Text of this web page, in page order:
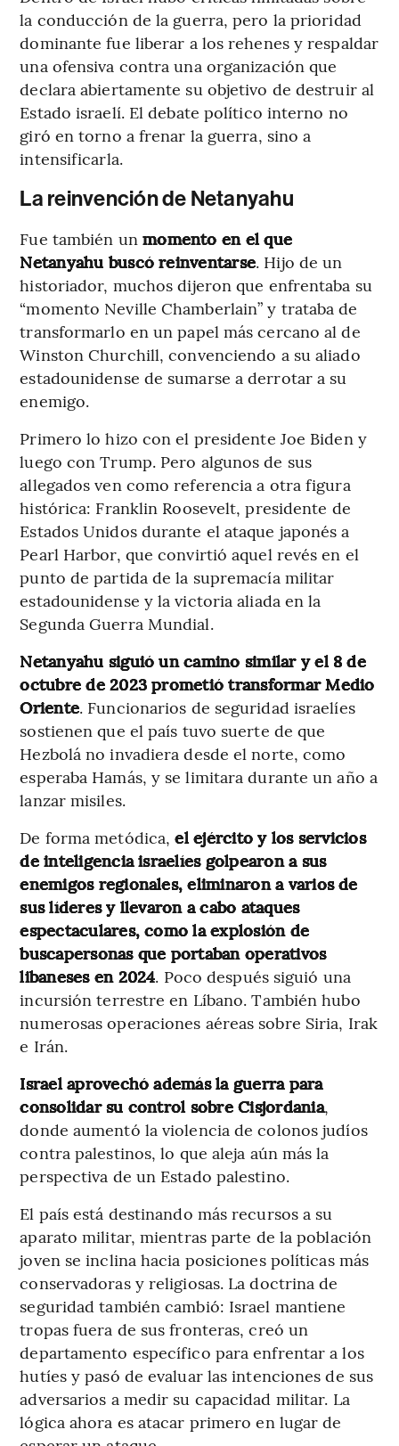
la conducción de la guerra, pero la prioridad
dominante fue liberar a los rehenes y respaldar
una ofensiva contra una organización que
declara abiertamente su objetivo de destruir al
Estado israelí. El debate político interno no
giró en torno a frenar la guerra, sino a
intensificarla.
La reinvención de Netanyahu
Fue también unmomento en el que
Netanyahu buscó reinventarse. Hijo de un
historiador, muchos dijeron que enfrentaba su
“momento Neville Chamberlain” y trataba de
transformarlo en un papel más cercano al de
Winston Churchill, convenciendo a su aliado
estadounidense de sumarse a derrotar a su
enemigo.
Primero lo hizo con el presidente Joe Biden y
luego con Trump. Pero algunos de sus
allegados ven como referencia a otra figura
histórica: Franklin Roosevelt, presidente de
Estados Unidos durante el ataque japonés a
Pearl Harbor, que convirtió aquel revés en el
punto de partida de la supremacía militar
estadounidense y la victoria aliada en la
Segunda Guerra Mundial.
Netanyahu siguió un camino similar y el 8 de
octubre de 2023 prometió transformar Medio
Oriente. Funcionarios de seguridad israelíes
sostienen que el país tuvo suerte de que
Hezbolá no invadiera desde el norte, como
esperaba Hamás, y se limitara durante un año a
lanzar misiles.
De forma metódica, el ejército y los servicios
de inteligencia israelíes golpearon a sus
enemigos regionales, eliminaron a varios de
sus líderes y llevaron a cabo ataques
espectaculares, como la explosión de
buscapersonas que portaban operativos
libaneses en 2024. Poco después siguió una
incursión terrestre en Líbano. También hubo
numerosas operaciones aéreas sobre Siria, Irak
e Irán.
Israel aprovechó además la guerra para
consolidar su control sobre Cisjordania,
donde aumentó la violencia de colonos judíos
contra palestinos, lo que aleja aún más la
perspectiva de un Estado palestino.
El país está destinando más recursos a su
aparato militar, mientras parte de la población
joven se inclina hacia posiciones políticas más
conservadoras y religiosas. La doctrina de
seguridad también cambió: Israel mantiene
tropas fuera de sus fronteras, creó un
departamento específico para enfrentar a los
hutíes y pasó de evaluar las intenciones de sus
adversarios a medir su capacidad militar. La
lógica ahora es atacar primero en lugar de